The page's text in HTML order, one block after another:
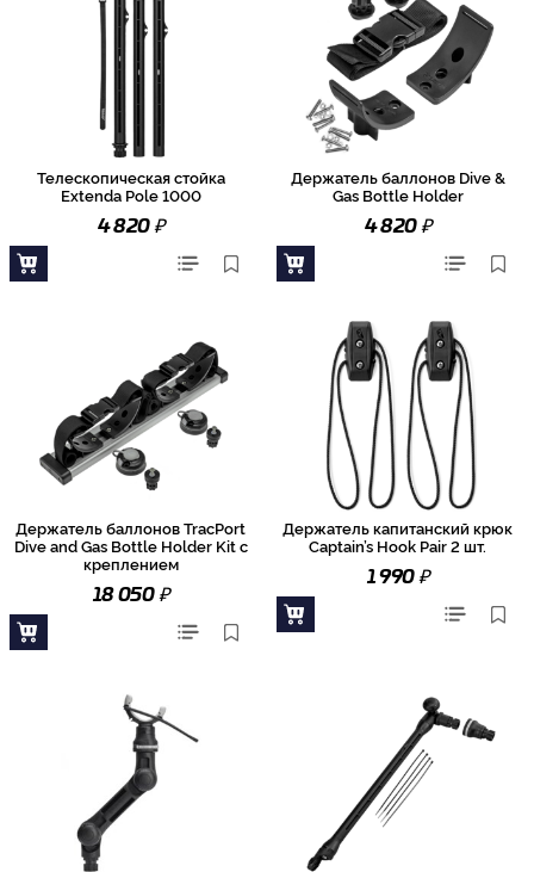
Телескопическая стойка
Extenda Pole 1000
4 820₽
Держатель баллонов Dive &
Gas Bottle Holder
4 820₽
Держатель баллонов TracPort
Dive and Gas Bottle Holder Kit с
креплением
18 050₽
Держатель капитанский крюк
Captain’s Hook Pair 2 шт.
1 990₽